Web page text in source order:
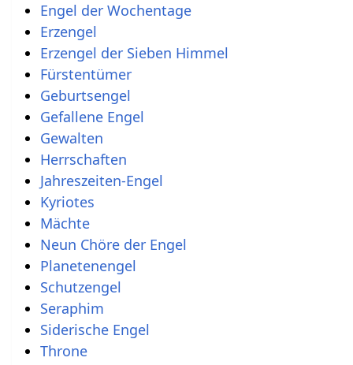
Engel der Wochentage
Erzengel
Erzengel der Sieben Himmel
Fürstentümer
Geburtsengel
Gefallene Engel
Gewalten
Herrschaften
Jahreszeiten-Engel
Kyriotes
Mächte
Neun Chöre der Engel
Planetenengel
Schutzengel
Seraphim
Siderische Engel
Throne